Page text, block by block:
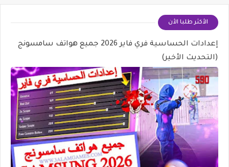
الأكثر طلبا الأن
إعدادات الحساسية فري فاير 2026 جميع هواتف سامسونج
(التحديث الأخير)